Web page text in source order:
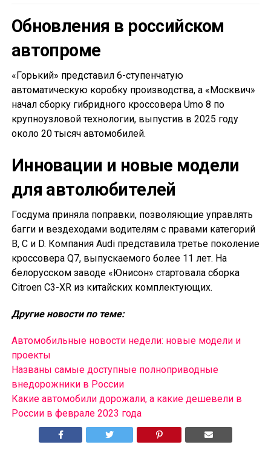
Обновления в российском
автопроме
«Горький» представил 6-ступенчатую
автоматическую коробку производства, а «Москвич»
начал сборку гибридного кроссовера Umo 8 по
крупноузловой технологии, выпустив в 2025 году
около 20 тысяч автомобилей.
Инновации и новые модели
для автолюбителей
Госдума приняла поправки, позволяющие управлять
багги и вездеходами водителям с правами категорий
B, C и D. Компания Audi представила третье поколение
кроссовера Q7, выпускаемого более 11 лет. На
белорусском заводе «Юнисон» стартовала сборка
Citroen C3-XR из китайских комплектующих.
Другие новости по теме:
Автомобильные новости недели: новые модели и
проекты
Названы самые доступные полноприводные
внедорожники в России
Какие автомобили дорожали, а какие дешевели в
России в феврале 2023 года